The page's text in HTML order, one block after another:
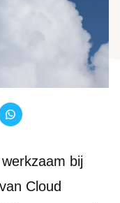
bij
Cloud